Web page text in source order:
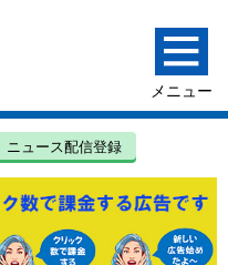
ニュース配信登録